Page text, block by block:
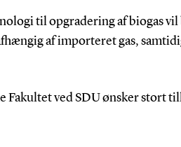
til opgradering af biogas
af importeret gas,
Fakultet ved SDU ønsker stort